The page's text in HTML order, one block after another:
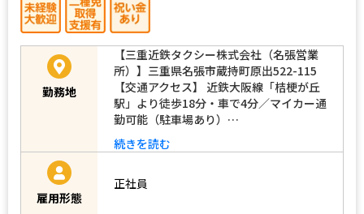
勤務地
【三重近鉄タクシー株式会社（名張営業
所）】三重県名張市蔵持町原出522-115
【交通アクセス】 近鉄大阪線「桔梗が丘
駅」より徒歩18分・車で4分／マイカー通
勤可能（駐車場あり）…
続きを読む
雇用形態
正社員